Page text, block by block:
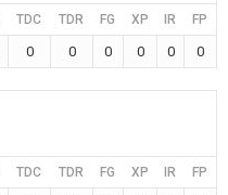
TDC TDR FG XP IR FP
0 0 0 0 0 0
TDC TDR FG XP IR FP